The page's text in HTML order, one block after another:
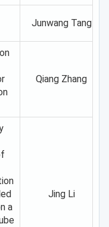
Junwang Tang
Qiang Zhang
a
Jing Li